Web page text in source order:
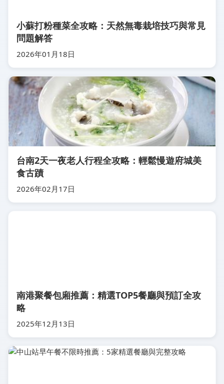
小蘇打粉種菜全攻略：天然無毒栽培技巧與常見
問題解答
2026年01月18日
台南2天一夜老人行程全攻略：輕鬆慢遊府城美
食古蹟
2026年02月17日
南港聚餐包廂推薦：精選TOP5餐廳與預訂全攻
略
2025年12月13日